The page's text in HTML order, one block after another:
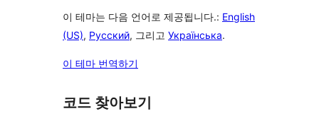
이 테마는 다음 언어로 제공됩니다.: English
(US), Русский, 그리고 Українська.
이 테마 번역하기
코드 찾아보기